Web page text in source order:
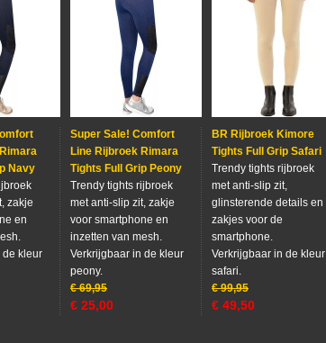
Navy
zakje
en
de kleur
Super Sale! Comfort
Line Rijbroek Rimara
Tights Full Grip Peony
Trendy tights rijbroek
met anti-slip zit, zakje
voor smartphone en
inzetten van mesh.
Verkrijgbaar in de kleur
peony.
€ 69,95
€ 25,00
BR Rijbroek Kimore
Tights Full Grip Safari
Trendy tights rijbroek
met anti-slip zit,
glinsterende details en
zakjes voor de
smartphone.
Verkrijgbaar in de kleur
safari.
€ 99,95
€ 49,50